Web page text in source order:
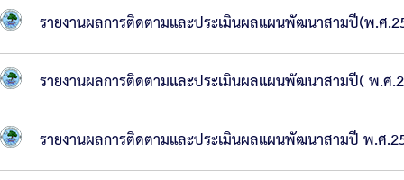
สุขฯ
หน่วย
ตรวจ
สอบ
ภายใน
รายงานผลการติดตามและประเมินผลแผนพัฒนาสามปี(พ.ศ
รายงานผลการติดตามและประเมินผลแผนพัฒนาสามปี( พ.
รายงานผลการติดตามและประเมินผลแผนพัฒนาสามปี พ.ศ